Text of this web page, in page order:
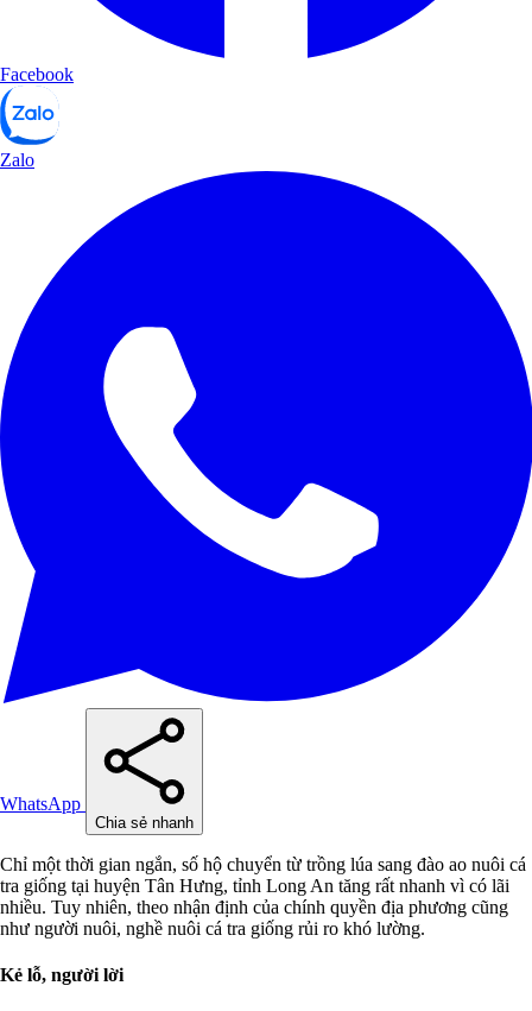
Facebook
Zalo
WhatsApp
Chia sẻ nhanh
Chỉ một thời gian ngắn, số hộ chuyển từ trồng lúa sang đào ao nuôi cá
tra giống tại huyện Tân Hưng, tỉnh Long An tăng rất nhanh vì có lãi
nhiều. Tuy nhiên, theo nhận định của chính quyền địa phương cũng
như người nuôi, nghề nuôi cá tra giống rủi ro khó lường.
Kẻ lỗ, người lời